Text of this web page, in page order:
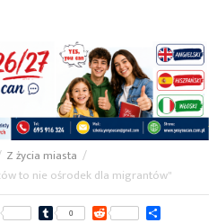
Z życia miasta /
to nie ośrodek dla migrantów"
PinterestTumblr
0 Reddit